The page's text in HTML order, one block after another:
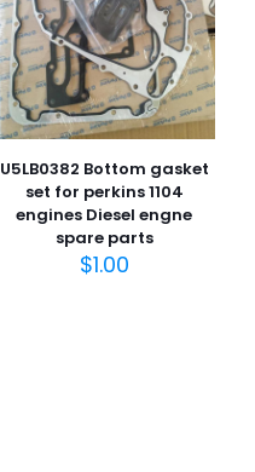
U5LB0382 Bottom gasket
set for perkins 1104
engines Diesel engne
spare parts
$1.00